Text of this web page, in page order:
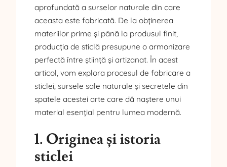
aprofundată a surselor naturale din care
aceasta este fabricată. De la obținerea
materiilor prime și până la produsul finit,
producția de sticlă presupune o armonizare
perfectă între știință și artizanat. În acest
articol, vom explora procesul de fabricare a
sticlei, sursele sale naturale și secretele din
spatele acestei arte care dă naștere unui
material esențial pentru lumea modernă.
1. Originea și istoria
sticlei